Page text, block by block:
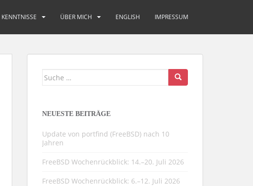
KENNTNISSE ÜBER MICH ENGLISH IMPRESSUM
Suche
NEUESTE BEITRÄGE
Update von portfind (FreeBSD) nach 10
Jahren
FreeBSD Wochenrückblick: 14.–20. Juli 2026
FreeBSD Wochenrückblick: 6.–12. Juli 2026